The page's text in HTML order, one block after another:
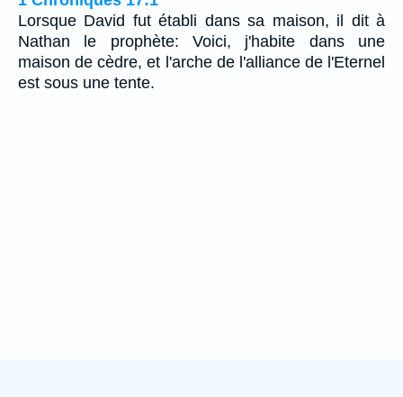
Lorsque David fut établi dans sa maison, il dit à
Nathan le prophète: Voici, j'habite dans une
maison de cèdre, et l'arche de l'alliance de l'Eternel
est sous une tente.